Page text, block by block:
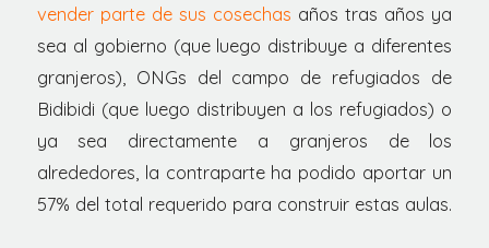
vender parte de sus cosechas años tras años ya
sea al gobierno (que luego distribuye a diferentes
granjeros), ONGs del campo de refugiados de
Bidibidi (que luego distribuyen a los refugiados) o
ya sea directamente a granjeros de los
alrededores, la contraparte ha podido aportar un
57% del total requerido para construir estas aulas.